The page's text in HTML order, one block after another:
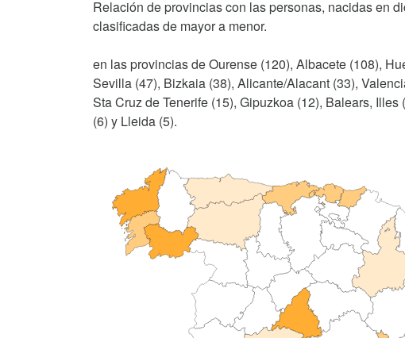
Relación de provincias con las personas, nacidas en
clasificadas de mayor a menor.
en las provincias de Ourense (120), Albacete (108),
Sevilla (47), Bizkaia (38), Alicante/Alacant (33),
Sta Cruz de Tenerife (15), Gipuzkoa (12), Balears,
(6) y Lleida (5).